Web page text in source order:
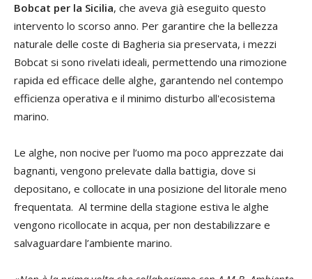
Bobcat per la Sicilia, che aveva già eseguito questo
intervento lo scorso anno. Per garantire che la bellezza
naturale delle coste di Bagheria sia preservata, i mezzi
Bobcat si sono rivelati ideali, permettendo una rimozione
rapida ed efficace delle alghe, garantendo nel contempo
efficienza operativa e il minimo disturbo all'ecosistema
marino.
Le alghe, non nocive per l’uomo ma poco apprezzate dai
bagnanti, vengono prelevate dalla battigia, dove si
depositano, e collocate in una posizione del litorale meno
frequentata. Al termine della stagione estiva le alghe
vengono ricollocate in acqua, per non destabilizzare e
salvaguardare l’ambiente marino.